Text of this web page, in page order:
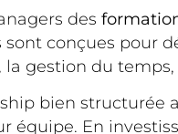
des
sont conçues pour
gestion du
bien structurée
équipe. En